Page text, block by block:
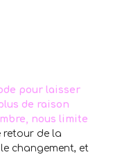
pour laisser
de raison
nous limite
retour de la
changement, et